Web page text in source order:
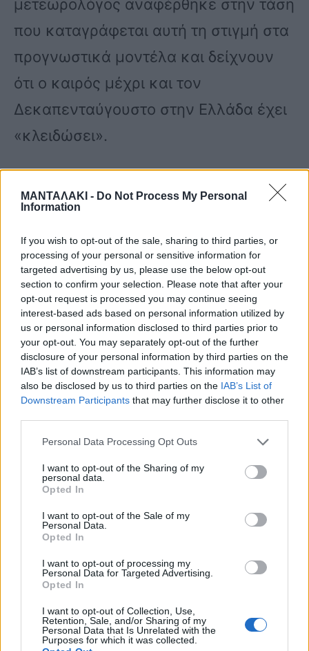
ΜΑΝΤΑΛΑΚΙ - Do Not Process My Personal
Information
If you wish to opt-out of the sale, sharing to third parties, or
processing of your personal or sensitive information for
targeted advertising by us, please use the below opt-out
section to confirm your selection. Please note that after your
opt-out request is processed you may continue seeing
interest-based ads based on personal information utilized by
us or personal information disclosed to third parties prior to
your opt-out. You may separately opt-out of the further
disclosure of your personal information by third parties on the
IAB’s list of downstream participants. This information may
also be disclosed by us to third parties on the IAB’s List of
Downstream Participants that may further disclose it to other
Personal Data Processing Opt Outs
I want to opt-out of the Sharing of my
personal data.
Opted In
I want to opt-out of the Sale of my
Personal Data.
Opted In
I want to opt-out of processing my
Personal Data for Targeted Advertising.
Opted In
I want to opt-out of Collection, Use,
Retention, Sale, and/or Sharing of my
Personal Data that Is Unrelated with the
Purposes for which it was collected.
μετεωρολόγος αναφέρθηκε στην τάση
που καταγράφεται αυτή τη στιγμή στα
προγνωστικά μοντέλα και δείχνουν
ότι ο καιρός μέχρι και τον
Δεκαπενταύγουστο στην Ελλάδα έχει
«κλειδώσει».
Μαρουσάκης ανέφερε πως δεν
αναμένεται κάποιο αξιόλογο κύμα
ζέστης μέχρι και τις 15 Αυγούστου, με
τις θερμοκρασίες να κυμαίνονται
μεταξύ 37 με 38 βαθμούς.
Ο μετεωρολόγος σημείωσε πως
κάποιες θερμές «επιθέσεις» από τη
βόρεια Αφρική θα προσπαθούν να
ανεβάσουν τον υδράργυρο και στην
Ελλάδα, ωστόσο η χώρα δεν θα
επηρεαστεί από ακραία ζέστη, με τη
θερμοκρασία να βρίσκεται σε
φυσιολογικά επίπεδα.
Δείτε αναλυτικά την πρόγνωση του